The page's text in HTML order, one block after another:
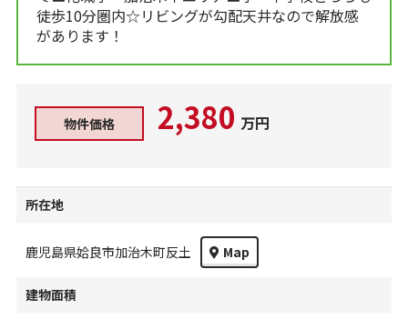
徒歩10分圏内☆リビングが勾配天井なので解放感
があります！
物件価格 2,380 万円
所在地
鹿児島県姶良市加治木町反土 Map
建物面積